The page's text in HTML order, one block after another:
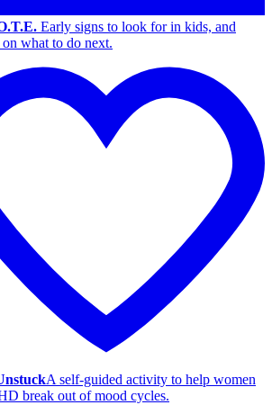
Early signs to look for in kids, and
on what to do next.
A self-guided activity to help women
break out of mood cycles.